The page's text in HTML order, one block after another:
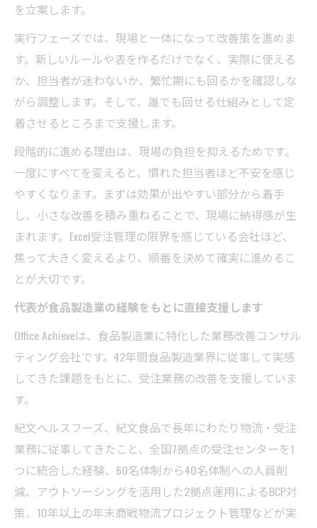
を立案します。
実行フェーズでは、現場と一体になって改善策を進めま
す。新しいルールや表を作るだけでなく、実際に使える
か、担当者が迷わないか、繁忙期にも回るかを確認しな
がら調整します。そして、誰でも回せる仕組みとして定
着させるところまで支援します。
段階的に進める理由は、現場の負担を抑えるためです。
一度にすべてを変えると、慣れた担当者ほど不安を感じ
やすくなります。まずは効果が出やすい部分から着手
し、小さな改善を積み重ねることで、現場に納得感が生
まれます。Excel受注管理の限界を感じている会社ほど、
焦って大きく変えるより、順番を決めて確実に進めるこ
とが大切です。
代表が食品製造業の経験をもとに直接支援します
Office Achieveは、食品製造業に特化した業務改善コンサル
ティング会社です。42年間食品製造業界に従事して実感
してきた課題をもとに、受注業務の改善を支援していま
す。
紀文ヘルスフーズ、紀文食品で長年にわたり物流・受注
業務に従事してきたこと、全国7拠点の受注センターを1
つに統合した経験、60名体制から40名体制への人員削
減、アウトソーシングを活用した2拠点運用によるBCP対
策、10年以上の年末商戦物流プロジェクト管理などが実